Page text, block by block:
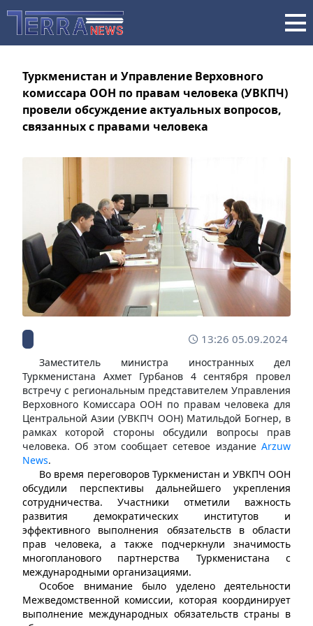
Туркменистан и Управление Верховного
комиссара ООН по правам человека (УВКПЧ)
провели обсуждение актуальных вопросов,
связанных с правами человека
13:26 05.09.2024
Заместитель министра иностранных дел
Туркменистана Ахмет Гурбанов 4 сентября провел
встречу с региональным представителем Управления
Верховного Комиссара ООН по правам человека для
Центральной Азии (УВКПЧ ООН) Матильдой Богнер, в
рамках которой стороны обсудили вопросы прав
человека. Об этом сообщает сетевое издание Arzuw
News.
Во время переговоров Туркменистан и УВКПЧ ООН
обсудили перспективы дальнейшего укрепления
сотрудничества. Участники отметили важность
развития демократических институтов и
эффективного выполнения обязательств в области
прав человека, а также подчеркнули значимость
многопланового партнерства Туркменистана с
международными организациями.
Особое внимание было уделено деятельности
Межведомственной комиссии, которая координирует
выполнение международных обязательств страны в